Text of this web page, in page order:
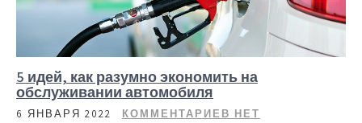
5 идей, как разумно экономить на
обслуживании автомобиля
6 ЯНВАРЯ 2022 КОММЕНТАРИЕВ НЕТ